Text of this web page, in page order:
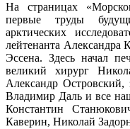
На страницах
первые труды
арктических
лейтенанта Александра
Эссена. Здесь начал
великий хирург
Александр Островский,
Владимир Даль и все
Константин
Каверин, Николай